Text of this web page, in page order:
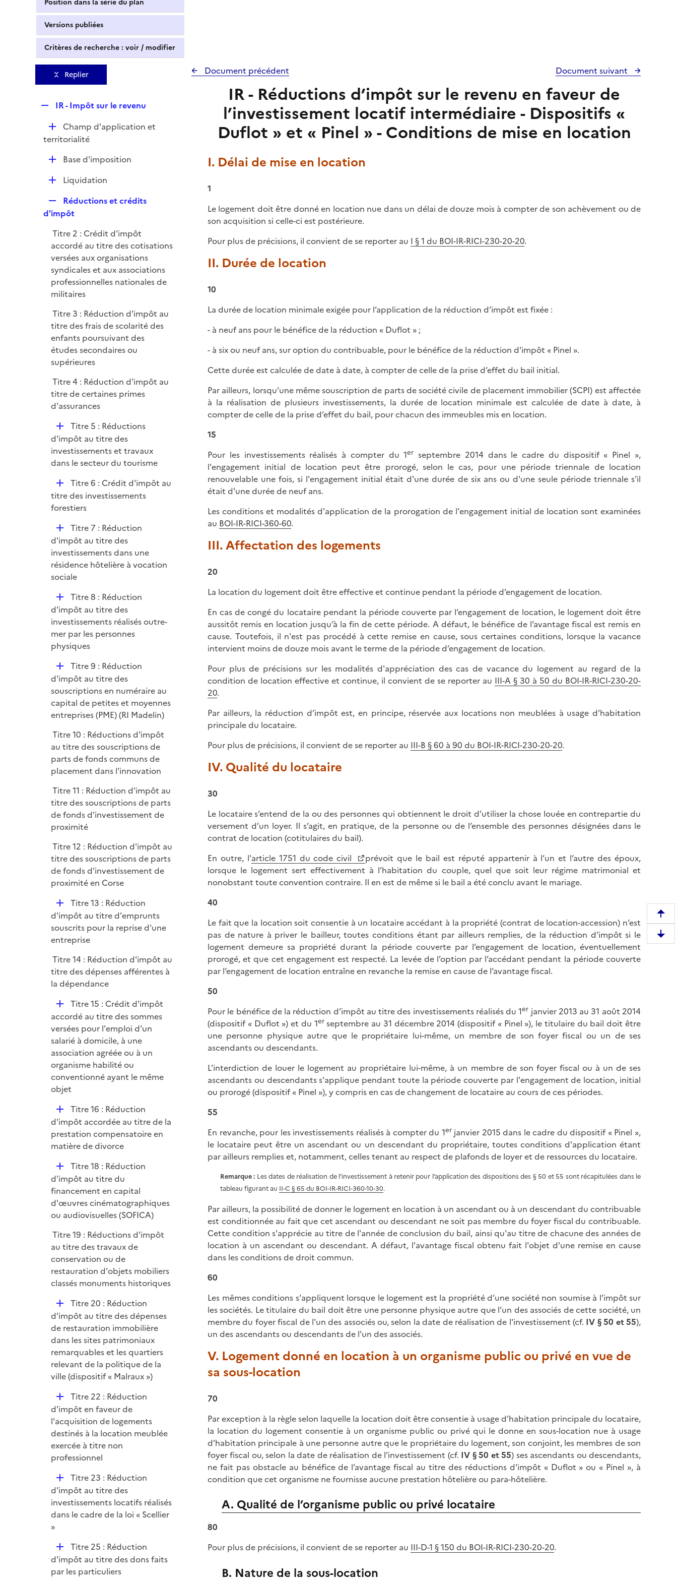
Position dans la série du plan
Versions publiées
Critères de recherche : voir / modifier
Replier
p
l
i
e
r
IR - Impôt sur le revenu
D
é
Champ d'application et
territorialité
D
e
r
Base d'imposition
D
l
i
e
r
Liquidation
e
l
i
e
r
Réductions et crédits
d'impôt
Titre 2 : Crédit d'impôt
accordé au titre des cotisations
versées aux organisations
syndicales et aux associations
professionnelles nationales de
militaires
Titre 3 : Réduction d'impôt au
titre des frais de scolarité des
enfants poursuivant des
études secondaires ou
supérieures
Titre 4 : Réduction d'impôt au
titre de certaines primes
d'assurances
D
é
p
l
r
Titre 5 : Réductions
d'impôt au titre des
investissements et travaux
dans le secteur du tourisme
D
é
p
e
r
Titre 6 : Crédit d'impôt au
titre des investissements
forestiers
D
é
p
l
i
Titre 7 : Réduction
d'impôt au titre des
investissements dans une
résidence hôtelière à vocation
sociale
D
é
p
l
i
Titre 8 : Réduction
d'impôt au titre des
investissements réalisés outre-
mer par les personnes
physiques
D
é
p
l
i
r
Titre 9 : Réduction
d'impôt au titre des
souscriptions en numéraire au
capital de petites et moyennes
entreprises (PME) (RI Madelin)
Titre 10 : Réductions d'impôt
au titre des souscriptions de
parts de fonds communs de
placement dans l'innovation
Titre 11 : Réduction d'impôt au
titre des souscriptions de parts
de fonds d'investissement de
proximité
Titre 12 : Réduction d'impôt au
titre des souscriptions de parts
de fonds d'investissement de
proximité en Corse
D
é
p
l
e
r
Titre 13 : Réduction
d'impôt au titre d'emprunts
souscrits pour la reprise d'une
entreprise
Titre 14 : Réduction d'impôt au
titre des dépenses afférentes à
la dépendance
D
é
p
l
i
e
r
Titre 15 : Crédit d'impôt
accordé au titre des sommes
versées pour l'emploi d'un
salarié à domicile, à une
association agréée ou à un
organisme habilité ou
conventionné ayant le même
objet
D
é
p
l
r
Titre 16 : Réduction
d'impôt accordée au titre de la
prestation compensatoire en
matière de divorce
D
é
p
l
i
r
Titre 18 : Réduction
d'impôt au titre du
financement en capital
d'œuvres cinématographiques
ou audiovisuelles (SOFICA)
Titre 19 : Réductions d'impôt
au titre des travaux de
conservation ou de
restauration d'objets mobiliers
classés monuments historiques
D
é
p
l
i
e
r
Titre 20 : Réduction
d'impôt au titre des dépenses
de restauration immobilière
dans les sites patrimoniaux
remarquables et les quartiers
relevant de la politique de la
ville (dispositif « Malraux »)
D
é
p
l
i
e
Titre 22 : Réduction
d'impôt en faveur de
l'acquisition de logements
destinés à la location meublée
exercée à titre non
professionnel
D
é
p
l
Titre 23 : Réduction
d'impôt au titre des
investissements locatifs réalisés
dans le cadre de la loi « Scellier
»
D
é
p
Titre 25 : Réduction
d'impôt au titre des dons faits
par les particuliers
Document précédent Document suivant
IR - Réductions d’impôt sur le revenu en faveur de
l’investissement locatif intermédiaire - Dispositifs «
Duflot » et « Pinel » - Conditions de mise en location
I. Délai de mise en location
1
Le logement doit être donné en location nue dans un délai de douze mois à compter de son achèvement ou de
son acquisition si celle-ci est postérieure.
Pour plus de précisions, il convient de se reporter au I § 1 du BOI-IR-RICI-230-20-20.
II. Durée de location
10
La durée de location minimale exigée pour l’application de la réduction d’impôt est fixée :
- à neuf ans pour le bénéfice de la réduction « Duflot » ;
- à six ou neuf ans, sur option du contribuable, pour le bénéfice de la réduction d'impôt « Pinel ».
Cette durée est calculée de date à date, à compter de celle de la prise d’effet du bail initial.
Par ailleurs, lorsqu’une même souscription de parts de société civile de placement immobilier (SCPI) est affectée
à la réalisation de plusieurs investissements, la durée de location minimale est calculée de date à date, à
compter de celle de la prise d’effet du bail, pour chacun des immeubles mis en location.
15
Pour les investissements réalisés à compter du 1er septembre 2014 dans le cadre du dispositif « Pinel »,
l'engagement initial de location peut être prorogé, selon le cas, pour une période triennale de location
renouvelable une fois, si l'engagement initial était d'une durée de six ans ou d'une seule période triennale s'il
était d'une durée de neuf ans.
Les conditions et modalités d'application de la prorogation de l'engagement initial de location sont examinées
au BOI-IR-RICI-360-60.
III. Affectation des logements
20
La location du logement doit être effective et continue pendant la période d’engagement de location.
En cas de congé du locataire pendant la période couverte par l’engagement de location, le logement doit être
aussitôt remis en location jusqu’à la fin de cette période. A défaut, le bénéfice de l’avantage fiscal est remis en
cause. Toutefois, il n'est pas procédé à cette remise en cause, sous certaines conditions, lorsque la vacance
intervient moins de douze mois avant le terme de la période d’engagement de location.
Pour plus de précisions sur les modalités d'appréciation des cas de vacance du logement au regard de la
condition de location effective et continue, il convient de se reporter au III-A § 30 à 50 du BOI-IR-RICI-230-20-
20.
Par ailleurs, la réduction d’impôt est, en principe, réservée aux locations non meublées à usage d’habitation
principale du locataire.
Pour plus de précisions, il convient de se reporter au III-B § 60 à 90 du BOI-IR-RICI-230-20-20.
IV. Qualité du locataire
30
Le locataire s’entend de la ou des personnes qui obtiennent le droit d’utiliser la chose louée en contrepartie du
versement d’un loyer. Il s’agit, en pratique, de la personne ou de l’ensemble des personnes désignées dans le
contrat de location (cotitulaires du bail).
En outre, l'article 1751 du code civil
prévoit que le bail est réputé appartenir à l’un et l’autre des époux,
lorsque le logement sert effectivement à l’habitation du couple, quel que soit leur régime matrimonial et
nonobstant toute convention contraire. Il en est de même si le bail a été conclu avant le mariage.
40
Le fait que la location soit consentie à un locataire accédant à la propriété (contrat de location-accession) n’est
pas de nature à priver le bailleur, toutes conditions étant par ailleurs remplies, de la réduction d’impôt si le
logement demeure sa propriété durant la période couverte par l’engagement de location, éventuellement
prorogé, et que cet engagement est respecté. La levée de l’option par l’accédant pendant la période couverte
par l’engagement de location entraîne en revanche la remise en cause de l’avantage fiscal.
50
Pour le bénéfice de la réduction d’impôt au titre des investissements réalisés du 1er janvier 2013 au 31 août 2014
(dispositif « Duflot ») et du 1erseptembre au 31 décembre 2014 (dispositif « Pinel »), le titulaire du bail doit être
une personne physique autre que le propriétaire lui-même, un membre de son foyer fiscal ou un de ses
ascendants ou descendants.
L'interdiction de louer le logement au propriétaire lui-même, à un membre de son foyer fiscal ou à un de ses
ascendants ou descendants s'applique pendant toute la période couverte par l'engagement de location, initial
ou prorogé (dispositif « Pinel »), y compris en cas de changement de locataire au cours de ces périodes.
55
En revanche, pour les investissements réalisés à compter du 1erjanvier 2015 dans le cadre du dispositif « Pinel »,
le locataire peut être un ascendant ou un descendant du propriétaire, toutes conditions d'application étant
par ailleurs remplies et, notamment, celles tenant au respect de plafonds de loyer et de ressources du locataire.
Remarque : Les dates de réalisation de l’investissement à retenir pour l’application des dispositions des § 50 et 55 sont récapitulées dans le
tableau figurant au II-C § 65 du BOI-IR-RICI-360-10-30.
Par ailleurs, la possibilité de donner le logement en location à un ascendant ou à un descendant du contribuable
est conditionnée au fait que cet ascendant ou descendant ne soit pas membre du foyer fiscal du contribuable.
Cette condition s'apprécie au titre de l'année de conclusion du bail, ainsi qu'au titre de chacune des années de
location à un ascendant ou descendant. A défaut, l'avantage fiscal obtenu fait l'objet d'une remise en cause
dans les conditions de droit commun.
60
Les mêmes conditions s'appliquent lorsque le logement est la propriété d’une société non soumise à l’impôt sur
les sociétés. Le titulaire du bail doit être une personne physique autre que l’un des associés de cette société, un
membre du foyer fiscal de l'un des associés ou, selon la date de réalisation de l'investissement (cf. IV § 50 et 55),
un des ascendants ou descendants de l'un des associés.
V. Logement donné en location à un organisme public ou privé en vue de
sa sous-location
70
Par exception à la règle selon laquelle la location doit être consentie à usage d’habitation principale du locataire,
la location du logement consentie à un organisme public ou privé qui le donne en sous-location nue à usage
d’habitation principale à une personne autre que le propriétaire du logement, son conjoint, les membres de son
foyer fiscal ou, selon la date de réalisation de l'investissement (cf. IV § 50 et 55) ses ascendants ou descendants,
ne fait pas obstacle au bénéfice de l’avantage fiscal au titre des réductions d'impôt « Duflot » ou « Pinel », à
condition que cet organisme ne fournisse aucune prestation hôtelière ou para-hôtelière.
A. Qualité de l’organisme public ou privé locataire
80
Pour plus de précisions, il convient de se reporter au III-D-1 § 150 du BOI-IR-RICI-230-20-20.
B. Nature de la sous-location
e
m
D